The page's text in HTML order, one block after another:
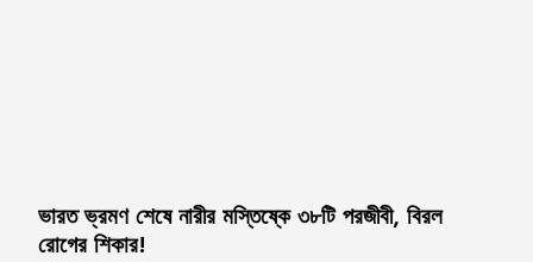
ভারত ভ্রমণ শেষে নারীর মস্তিষ্কে ৩৮টি পরজীবী, বিরল
রোগের শিকার!